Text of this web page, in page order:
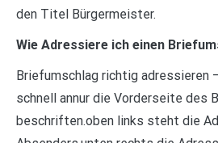
den Titel Bürgermeister.
Wie Adressiere ich einen
Briefumschlag richtig adressieren
schnell annur die Vorderseite des
beschriften.oben links steht die